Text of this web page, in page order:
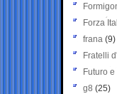
Forza
frana (9)
Fratelli
Futuro
g8 (25)